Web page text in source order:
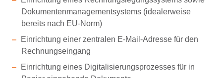
Dokumentenmanagementsystems (idealerweise
bereits nach EU-Norm)
Einrichtung einer zentralen E-Mail-Adresse für den
Rechnungseingang
Einrichtung eines Digitalisierungsprozesses für in